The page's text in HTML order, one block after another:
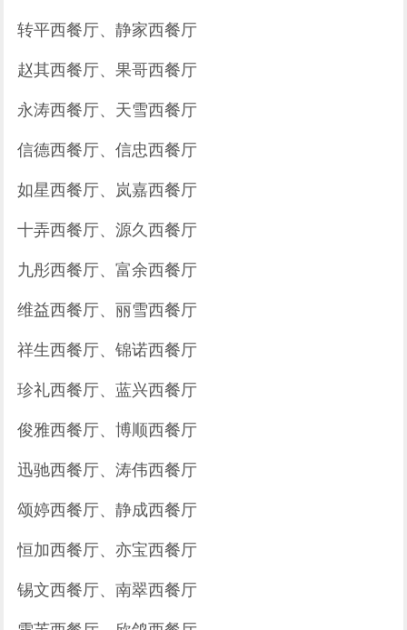
转平西餐厅、静家西餐厅
赵其西餐厅、果哥西餐厅
永涛西餐厅、天雪西餐厅
信德西餐厅、信忠西餐厅
如星西餐厅、岚嘉西餐厅
十弄西餐厅、源久西餐厅
九彤西餐厅、富余西餐厅
维益西餐厅、丽雪西餐厅
祥生西餐厅、锦诺西餐厅
珍礼西餐厅、蓝兴西餐厅
俊雅西餐厅、博顺西餐厅
迅驰西餐厅、涛伟西餐厅
颂婷西餐厅、静成西餐厅
恒加西餐厅、亦宝西餐厅
锡文西餐厅、南翠西餐厅